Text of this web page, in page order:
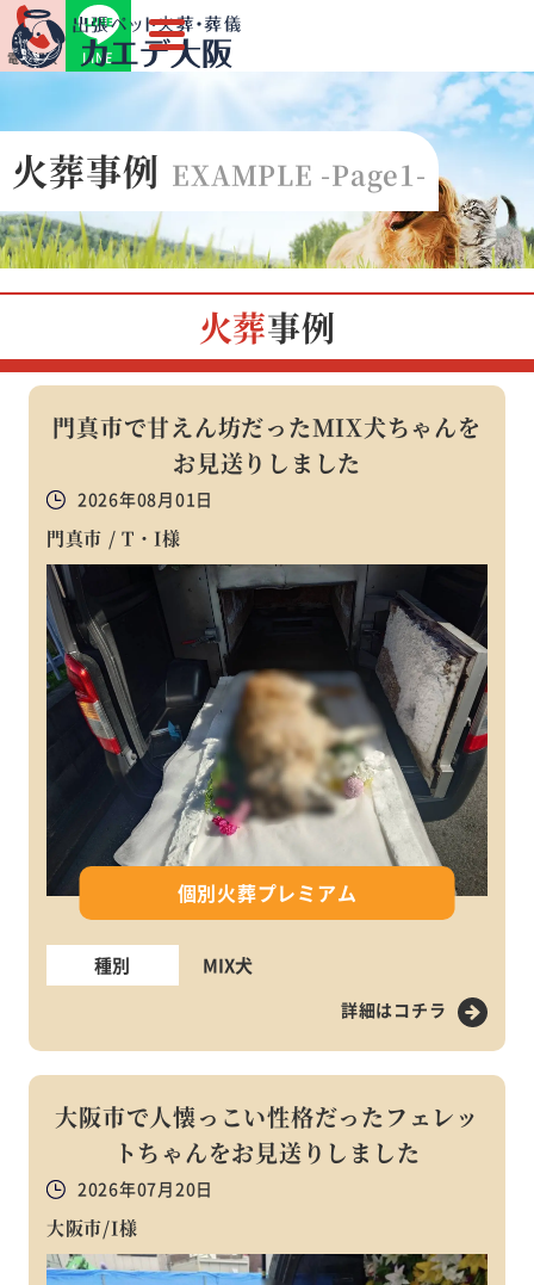
電話相談 LINE
火葬事例 EXAMPLE -Page1-
火葬事例
門真市で甘えん坊だったMIX犬ちゃんを
お見送りしました
2026年08月01日
門真市 / T・I様
個別火葬プレミアム
種別 MIX犬
詳細はコチラ
大阪市で人懐っこい性格だったフェレッ
トちゃんをお見送りしました
2026年07月20日
大阪市/I様